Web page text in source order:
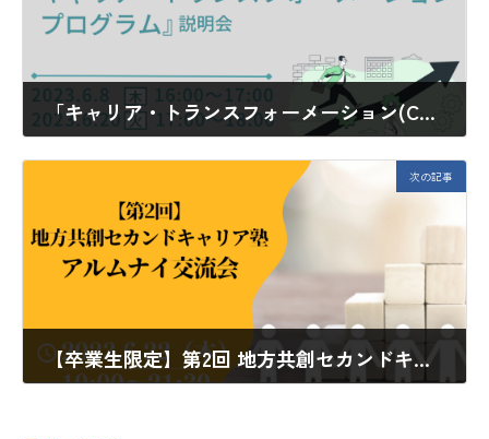
「キャリア・トランスフォーメーション(CX)プログラム」説明会
次の記事
【卒業生限定】第2回 地方共創セカンドキャリア塾アルムナイ交流会開催のお知らせ